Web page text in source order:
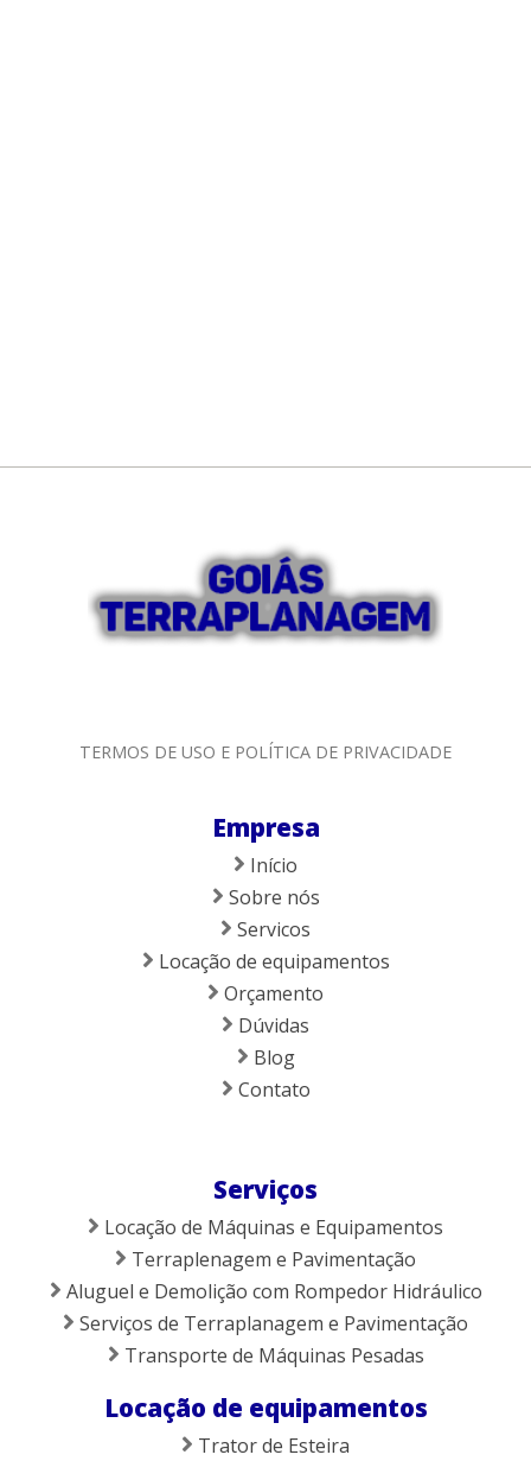
TERMOS DE USO E POLÍTICA DE PRIVACIDADE
Empresa
Início
Sobre nós
Servicos
Locação de equipamentos
Orçamento
Dúvidas
Blog
Contato
Serviços
Locação de Máquinas e Equipamentos
Terraplenagem e Pavimentação
Aluguel e Demolição com Rompedor Hidráulico
Serviços de Terraplanagem e Pavimentação
Transporte de Máquinas Pesadas
Locação de equipamentos
Trator de Esteira